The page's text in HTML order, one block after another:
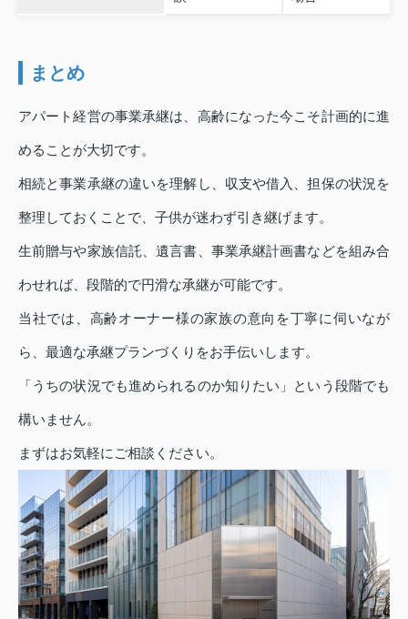
まとめ
アパート経営の事業承継は、高齢になった今こそ計画的に進
めることが大切です。
相続と事業承継の違いを理解し、収支や借入、担保の状況を
整理しておくことで、子供が迷わず引き継げます。
生前贈与や家族信託、遺言書、事業承継計画書などを組み合
わせれば、段階的で円滑な承継が可能です。
当社では、高齢オーナー様の家族の意向を丁寧に伺いなが
ら、最適な承継プランづくりをお手伝いします。
「うちの状況でも進められるのか知りたい」という段階でも
構いません。
まずはお気軽にご相談ください。